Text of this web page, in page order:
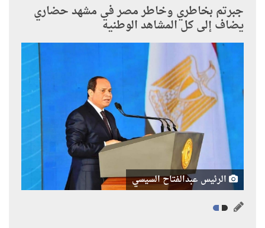
جبرتم بخاطري وخاطر مصر في مشهد حضاري
يضاف إلى كل المشاهد الوطنيه
الرئيس عبدالفتاح السيسي